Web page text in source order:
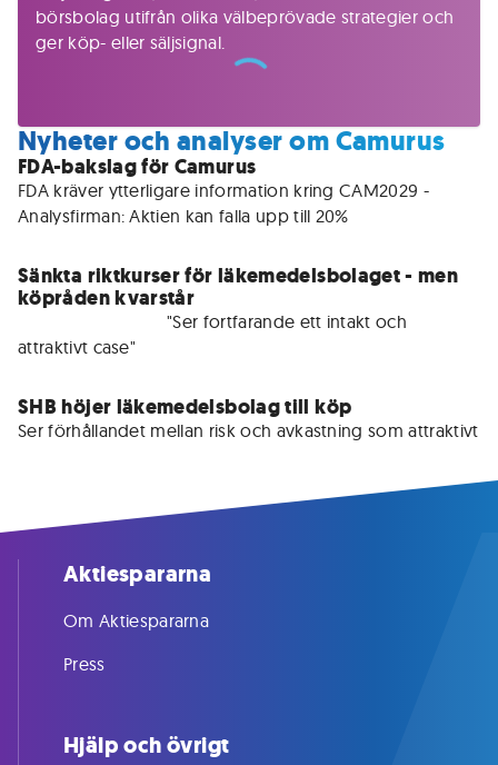
börsbolag utifrån olika välbeprövade strategier och
ger köp- eller säljsignal.
Nyheter och analyser om Camurus
FDA-bakslag för Camurus
FDA kräver ytterligare information kring CAM2029 -
Sänkta riktkurser för läkemedelsbolaget - men
köpråden kvarstår
För medlemmar • "Ser fortfarande ett intakt och
attraktivt case"
SHB höjer läkemedelsbolag till köp
Aktiespararna
Om Aktiespararna
Press
Hjälp och övrigt